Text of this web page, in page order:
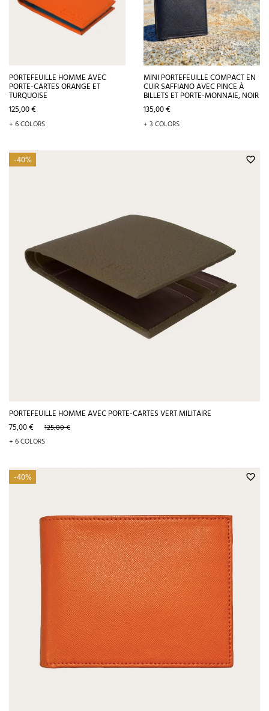
PORTEFEUILLE HOMME AVEC
PORTE-CARTES ORANGE ET
TURQUOISE
Prix
125,00 €
+ 6 COLORS
MINI PORTEFEUILLE COMPACT EN
CUIR SAFFIANO AVEC PINCE À
BILLETS ET PORTE-MONNAIE, NOIR
Prix
135,00 €
+ 3 COLORS
favorite_border
-40%
PORTEFEUILLE HOMME AVEC PORTE-CARTES VERT MILITAIRE
Prix
75,00 € Prix
de
base
125,00 €
+ 6 COLORS
favorite_border
-40%